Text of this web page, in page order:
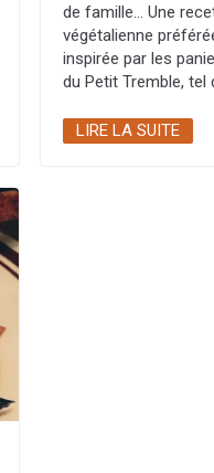
de famille… Une
végétalienne
inspirée par les
du Petit Tremble, tel
LIRE LA SUITE